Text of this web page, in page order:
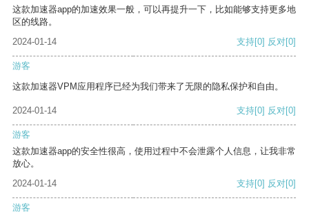
这款加速器app的加速效果一般，可以再提升一下，比如能够支持更多地
区的线路。
2024-01-14
支持[0] 反对[0]
游客
这款加速器VPM应用程序已经为我们带来了无限的隐私保护和自由。
2024-01-14 支持[0] 反对[0]
游客
这款加速器app的安全性很高，使用过程中不会泄露个人信息，让我非常
放心。
2024-01-14
支持[0] 反对[0]
游客